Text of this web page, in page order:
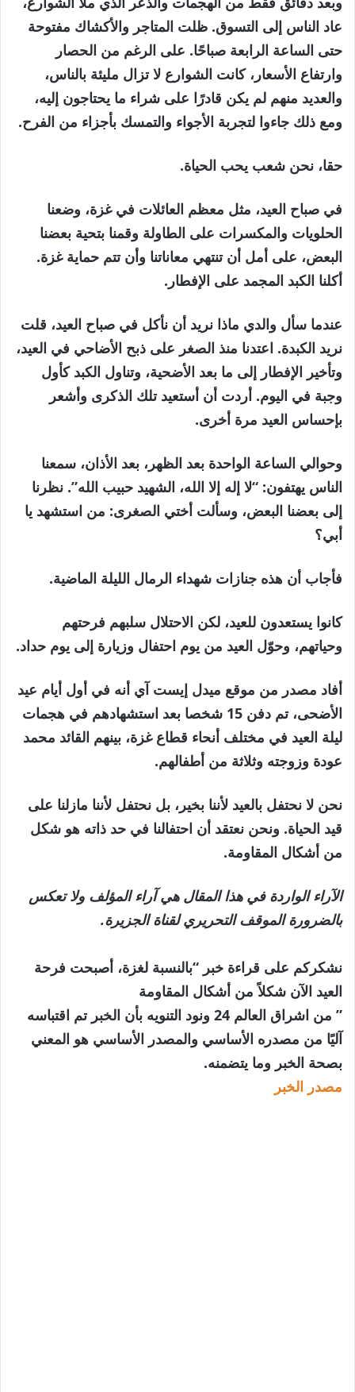
عاد الناس إلى التسوق. ظلت المتاجر والأكشاك مفتوحة
حتى الساعة الرابعة صباحًا. على الرغم من الحصار
وارتفاع الأسعار، كانت الشوارع لا تزال مليئة بالناس،
والعديد منهم لم يكن قادرًا على شراء ما يحتاجون إليه،
ومع ذلك جاءوا لتجربة الأجواء والتمسك بأجزاء من الفرح.
حقا، نحن شعب يحب الحياة.
في صباح العيد، مثل معظم العائلات في غزة، وضعنا
الحلويات والمكسرات على الطاولة وقمنا بتحية بعضنا
البعض، على أمل أن تنتهي معاناتنا وأن تتم حماية غزة.
أكلنا الكبد المجمد على الإفطار.
عندما سأل والدي ماذا نريد أن نأكل في صباح العيد، قلت
نريد الكبدة. اعتدنا منذ الصغر على ذبح الأضاحي في العيد،
وتأخير الإفطار إلى ما بعد الأضحية، وتناول الكبد كأول
وجبة في اليوم. أردت أن أستعيد تلك الذكرى وأشعر
بإحساس العيد مرة أخرى.
وحوالي الساعة الواحدة بعد الظهر، بعد الأذان، سمعنا
الناس يهتفون: “لا إله إلا الله، الشهيد حبيب الله”. نظرنا
إلى بعضنا البعض، وسألت أختي الصغرى: من استشهد يا
أبي؟
فأجاب أن هذه جنازات شهداء الرمال الليلة الماضية.
كانوا يستعدون للعيد، لكن الاحتلال سلبهم فرحتهم
وحياتهم، وحوّل العيد من يوم احتفال وزيارة إلى يوم حداد.
أفاد مصدر من موقع ميدل إيست آي أنه في أول أيام عيد
الأضحى، تم دفن 15 شخصا بعد استشهادهم في هجمات
ليلة العيد في مختلف أنحاء قطاع غزة، بينهم القائد محمد
عودة وزوجته وثلاثة من أطفالهم.
نحن لا نحتفل بالعيد لأننا بخير، بل نحتفل لأننا مازلنا على
قيد الحياة. ونحن نعتقد أن احتفالنا في حد ذاته هو شكل
من أشكال المقاومة.
الآراء الواردة في هذا المقال هي آراء المؤلف ولا تعكس
بالضرورة الموقف التحريري لقناة الجزيرة.
نشكركم على قراءة خبر “بالنسبة لغزة، أصبحت فرحة
العيد الآن شكلاً من أشكال المقاومة
” من اشراق العالم 24 ونود التنويه بأن الخبر تم اقتباسه
آليًا من مصدره الأساسي والمصدر الأساسي هو المعني
بصحة الخبر وما يتضمنه.
مصدر الخبر